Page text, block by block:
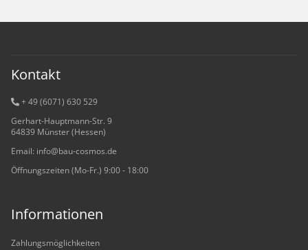
Kontakt
+ 49 (6071) 630 529
Gerhart-Hauptmann-Str. 9
64839 Münster (Hessen)
Email: info@bau-cosmos.de
Öffnungszeiten (Mo-Fr.) 9:00 - 18:00
Informationen
Zahlungsmöglichkeiten